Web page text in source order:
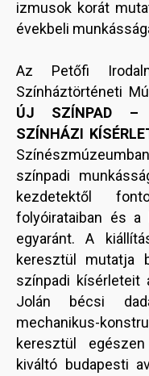
izmusok korát
évekbeli
Az Petőfi
Színháztörténeti
ÚJ SZÍNPAD –
SZÍNHÁZI
színpadi
kezdetektől
folyóirataiban és a
egyaránt. A
keresztül mutatja
színpadi kísérleteit
Jolán bécsi
mechanikus-
keresztül
kiváltó budapesti